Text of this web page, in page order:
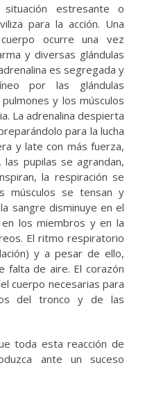
estresante o
para la acción. Una
ocurre una vez
y diversas glándulas
es segregada y
por las glándulas
y los músculos
La adrenalina despierta
para la lucha
y late con más fuerza,
pupilas se agrandan,
la respiración se
músculos se tensan y
sangre disminuye en el
los miembros y en la
El ritmo respiratorio
y a pesar de ello,
falta de aire. El corazón
cuerpo necesarias para
del tronco y de las
toda esta reacción de
ante un suceso